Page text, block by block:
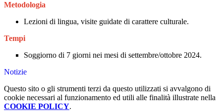
Metodologia
Lezioni di lingua, visite guidate di carattere culturale.
Tempi
Soggiorno di 7 giorni nei mesi di settembre/ottobre 2024.
Notizie
Questo sito o gli strumenti terzi da questo utilizzati si avvalgono di
cookie necessari al funzionamento ed utili alle finalità illustrate nella
COOKIE POLICY.